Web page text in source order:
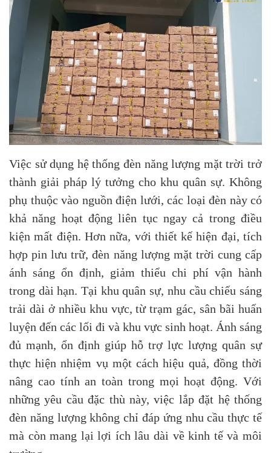
Việc sử dụng hệ thống đèn năng lượng mặt trời trở
thành giải pháp lý tưởng cho khu quân sự. Không
phụ thuộc vào nguồn điện lưới, các loại đèn này có
khả năng hoạt động liên tục ngay cả trong điều
kiện mất điện. Hơn nữa, với thiết kế hiện đại, tích
hợp pin lưu trữ, đèn năng lượng mặt trời cung cấp
ánh sáng ổn định, giảm thiểu chi phí vận hành
trong dài hạn. Tại khu quân sự, nhu cầu chiếu sáng
trải dài ở nhiều khu vực, từ trạm gác, sân bãi huấn
luyện đến các lối đi và khu vực sinh hoạt. Ánh sáng
đủ mạnh, ổn định giúp hỗ trợ lực lượng quân sự
thực hiện nhiệm vụ một cách hiệu quả, đồng thời
nâng cao tính an toàn trong mọi hoạt động. Với
những yêu cầu đặc thù này, việc lắp đặt hệ thống
đèn năng lượng không chỉ đáp ứng nhu cầu thực tế
mà còn mang lại lợi ích lâu dài về kinh tế và môi